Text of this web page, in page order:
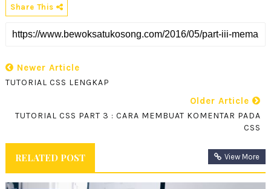
Share This
Newer Article
TUTORIAL CSS LENGKAP
Older Article
TUTORIAL CSS PART 3 : CARA MEMBUAT KOMENTAR PADA
CSS
RELATED POST View More